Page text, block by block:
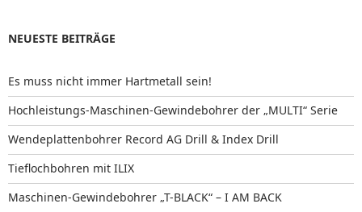
NEUESTE BEITRÄGE
Es muss nicht immer Hartmetall sein!
Hochleistungs-Maschinen-Gewindebohrer der „MULTI“ Serie
Wendeplattenbohrer Record AG Drill & Index Drill
Tieflochbohren mit ILIX
Maschinen-Gewindebohrer „T-BLACK“ – I AM BACK